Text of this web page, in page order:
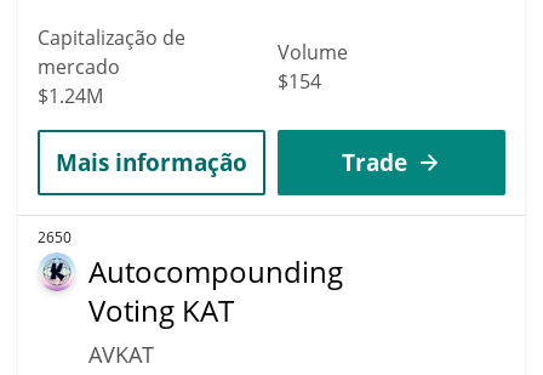
Capitalização de
mercado
$1.24M
Volume
$154
Mais informação Trade
2650
Autocompounding
Voting KAT
AVKAT